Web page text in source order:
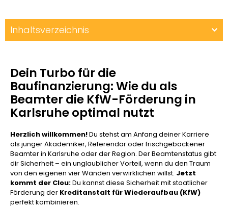
Dein Turbo für die
Baufinanzierung: Wie du als
Beamter die KfW-Förderung in
Karlsruhe optimal nutzt
Herzlich willkommen!Du stehst am Anfang deiner Karriere
als junger Akademiker, Referendar oder frischgebackener
Beamter in Karlsruhe oder der Region. Der Beamtenstatus gibt
dir Sicherheit – ein unglaublicher Vorteil, wenn du den Traum
von den eigenen vier Wänden verwirklichen willst. Jetzt
kommt der Clou:Du kannst diese Sicherheit mit staatlicher
Förderung der Kreditanstalt für Wiederaufbau (KfW)
perfekt kombinieren.
Inhaltsverzeichnis